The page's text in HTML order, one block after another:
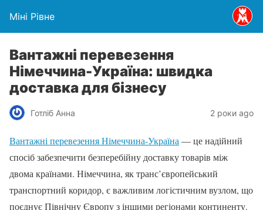
Міні Рівне
Вантажні перевезення
Німеччина-Україна: швидка
доставка для бізнесу
Готліб Анна 2 роки ago
Вантажні перевезення Німеччина-Україна — це надійний
спосіб забезпечити безперебійну доставку товарів між
двома країнами. Німеччина, як транс’європейський
транспортний коридор, є важливим логістичним вузлом, що
поєднує Північну Європу з іншими регіонами континенту.